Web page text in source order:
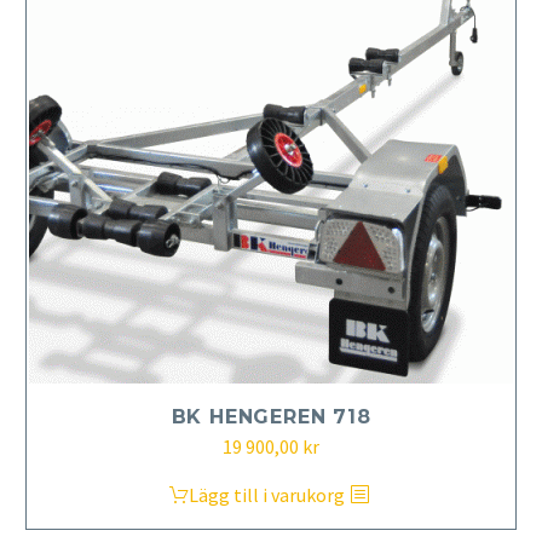
BK HENGEREN 718
Det
priset
var:
19 900,00 krDet
priset
är:
Lägg till i varukorg